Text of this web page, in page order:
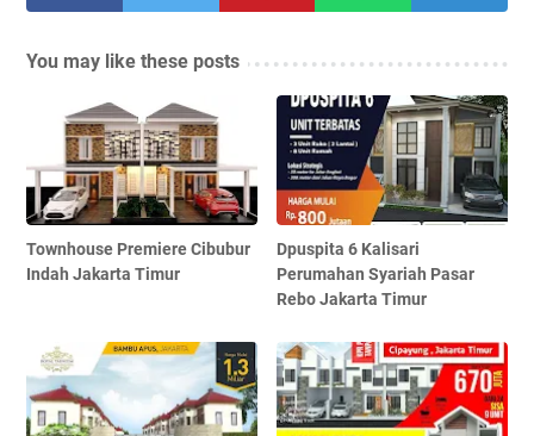
You may like these posts
Townhouse Premiere Cibubur
Indah Jakarta Timur
Dpuspita 6 Kalisari
Perumahan Syariah Pasar
Rebo Jakarta Timur